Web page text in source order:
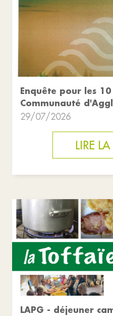
Enquête pour les
Communauté
29/07/2026
LIRE
LAPG - déjeuner